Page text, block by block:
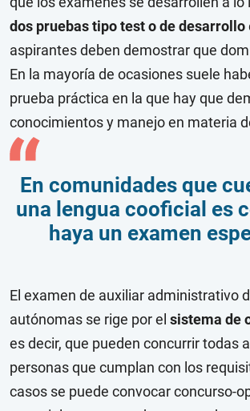
dos pruebas tipo test o de desarrollo
aspirantes deben demostrar que
En la mayoría de ocasiones suele
prueba práctica en la que hay que
conocimientos y manejo en materia
En comunidades que
una lengua cooficial es
haya un examen
El examen de auxiliar administrativo
autónomas se rige por el sistema de
es decir, que pueden concurrir todas
personas que cumplan con los
casos se puede convocar concurso-